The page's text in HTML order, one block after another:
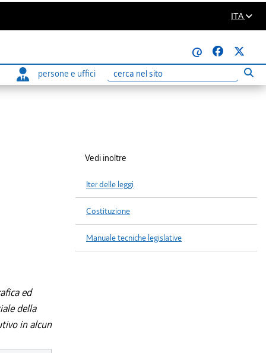
ITA
@
persone e uffici
Ricerca
ed
della
in alcun
Vedi inoltre
Iter delle leggi
Costituzione
Manuale tecniche legislative